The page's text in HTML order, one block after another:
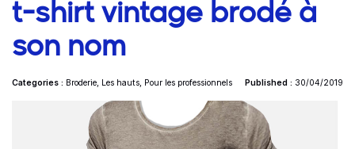
t-shirt vintage brodé à
son nom
Categories : Broderie Les hauts Pour les professionnels Published : 30/04/2019